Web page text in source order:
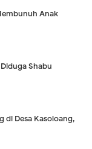
Anak
Shabu
di Desa Kasoloang,